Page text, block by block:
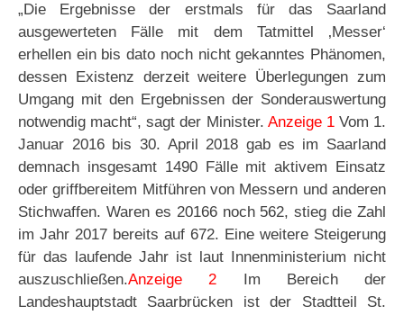
„Die Ergebnisse der erstmals für das Saarland
ausgewerteten Fälle mit dem Tatmittel ‚Messer‘
erhellen ein bis dato noch nicht gekanntes Phänomen,
dessen Existenz derzeit weitere Überlegungen zum
Umgang mit den Ergebnissen der Sonderauswertung
notwendig macht“, sagt der Minister. Anzeige 1Vom 1.
Januar 2016 bis 30. April 2018 gab es im Saarland
demnach insgesamt 1490 Fälle mit aktivem Einsatz
oder griffbereitem Mitführen von Messern und anderen
Stichwaffen. Waren es 20166 noch 562, stieg die Zahl
im Jahr 2017 bereits auf 672. Eine weitere Steigerung
für das laufende Jahr ist laut Innenministerium nicht
auszuschließen.Anzeige 2 Im Bereich der
Landeshauptstadt Saarbrücken ist der Stadtteil St.